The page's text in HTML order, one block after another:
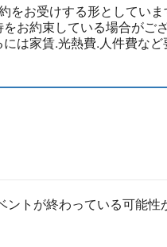
をお受けする形としてい
お約束している場合がご
は家賃.光熱費.人件費な
トが終わっている可能性